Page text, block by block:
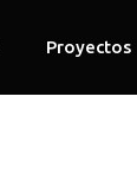
Proyectos